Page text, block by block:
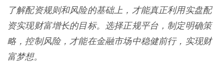
了解配资规则和风险的基础上，才能真正利用实盘配
资实现财富增长的目标。选择正规平台，制定明确策
略，控制风险，才能在金融市场中稳健前行，实现财
富梦想。